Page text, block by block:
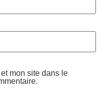
mon site dans le